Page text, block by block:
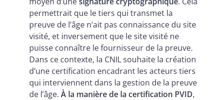
permettrait que le tiers qui transmet la
preuve de l’âge n’ait pas connaissance du site
visité, et inversement que le site visité ne
puisse connaître le fournisseur de la preuve.
Dans ce contexte, la CNIL souhaite la création
d’une certification encadrant les acteurs tiers
qui interviennent dans la gestion de la preuve
de l’âge. À la manière de la certification PVID,